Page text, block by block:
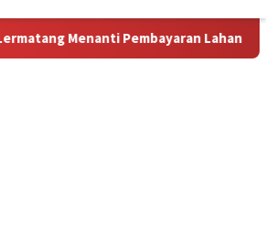
Konspirasi dan Bayang-Bayang